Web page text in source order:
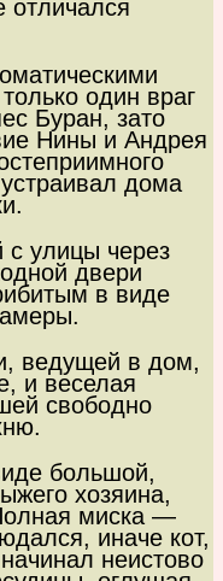
отличался
один враг
Буран, зато
Нины и Андрея
дома
с улицы через
двери
в виде
ведущей в дом,
и веселая
свободно
большой,
хозяина,
миска —
иначе кот,
неистово